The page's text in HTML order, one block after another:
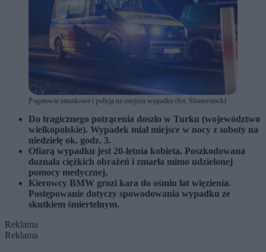
Pogotowie ratunkowe i policja na miejscu wypadku (fot. Shutterstock)
Do tragicznego potrącenia doszło w Turku (województwo
wielkopolskie). Wypadek miał miejsce w nocy z soboty na
niedzielę ok. godz. 3.
Ofiarą wypadku jest 20-letnia kobieta. Poszkodowana
doznała ciężkich obrażeń i zmarła mimo udzielonej
pomocy medycznej.
Kierowcy BMW grozi kara do ośmiu lat więzienia.
Postępowanie dotyczy spowodowania wypadku ze
skutkiem śmiertelnym.
Reklama
Reklama